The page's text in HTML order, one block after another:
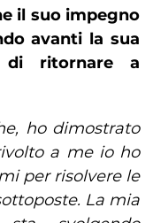
il suo impegno
avanti la sua
di ritornare a
ho dimostrato
a me io ho
per risolvere le
La mia